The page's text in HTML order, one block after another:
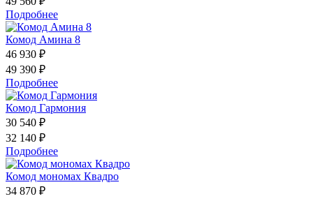
Подробнее
Комод Амина 8
46 930 ₽
49 390 ₽
Подробнее
Комод Гармония
30 540 ₽
32 140 ₽
Подробнее
Комод мономах Квадро
34 870 ₽